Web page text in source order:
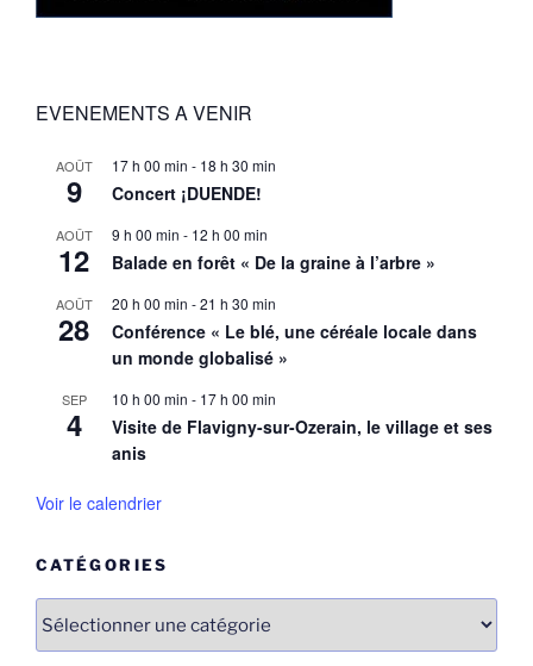
EVENEMENTS A VENIR
AOÛT
9
17 h 00 min - 18 h 30 min
Concert ¡DUENDE!
AOÛT
12
9 h 00 min - 12 h 00 min
Balade en forêt « De la graine à l’arbre »
AOÛT
28
20 h 00 min -21 h 30 min
Conférence « Le blé, une céréale locale dans
un monde globalisé »
SEP
4
10 h 00 min - 17 h 00 min
Visite de Flavigny-sur-Ozerain, le village et ses
anis
Voir le calendrier
CATÉGORIES